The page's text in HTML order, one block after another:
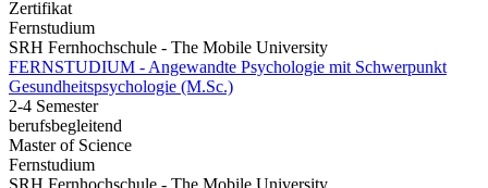
Zertifikat
Fernstudium
SRH Fernhochschule - The Mobile University
FERNSTUDIUM - Angewandte Psychologie mit Schwerpunkt
Gesundheits­psychologie (M.Sc.)
2-4 Semester
berufsbegleitend
Master of Science
Fernstudium